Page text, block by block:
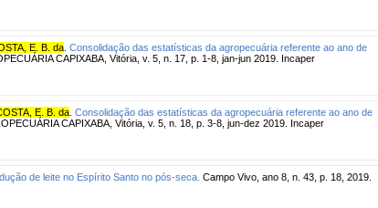
E. B. da Consolidação das estatísticas da agropecuária referente ao ano de
CAPIXABA, Vitória, v. 5, n. 17, p. 1-8, jan-jun 2019. Incaper
E. B. da Consolidação das estatísticas da agropecuária referente ao ano de
CAPIXABA, Vitória, v. 5, n. 18, p. 3-8, jun-dez 2019. Incaper
de leite no Espírito Santo no pós-seca. Campo Vivo, ano 8, n. 43, p. 18, 2019.